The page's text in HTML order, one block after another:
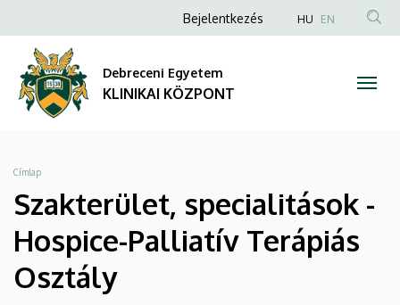
specialitások
Hospice-
Palliatív
Terápiás
Osztály
a
tartalomra
Anonim
fiók
menüje
Bejelentkezés HU EN
Debreceni Egyetem
KLINIKAI KÖZPONT
Morzsa
Címlap
Szakterület, specialitások -
Hospice-Palliatív Terápiás
Osztály